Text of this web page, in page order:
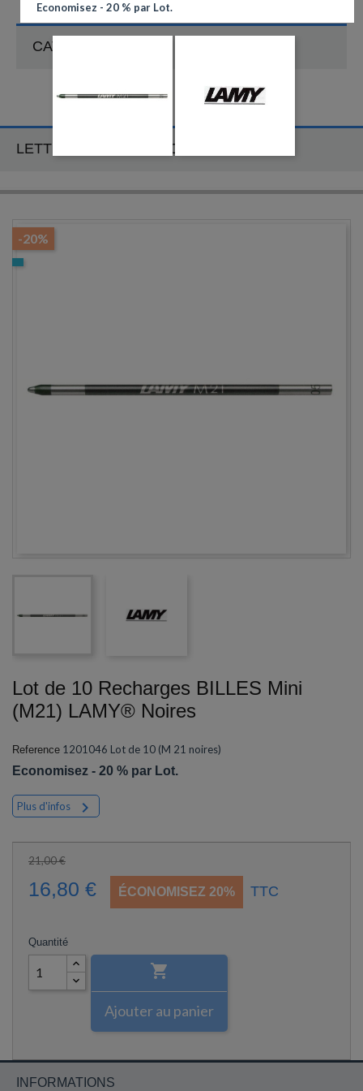
CATÉGORIES
LETTRE D'INFORMATION
-20%
Lot de 10 Recharges BILLES Mini
(M21) LAMY® Noires
Reference 1201046 Lot de 10 (M 21 noires)
Economisez - 20 % par Lot.
Plus d'infos 
21,00 €
16,80 € ÉCONOMISEZ 20% TTC
Quantité

Ajouter au panier
INFORMATIONS
Economisez - 20 % par Lot.